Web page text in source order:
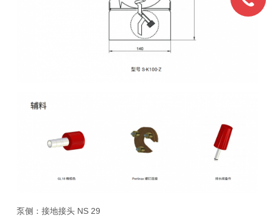
泵侧：接地接头 NS 29